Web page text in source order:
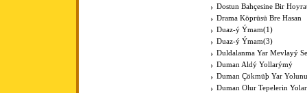
Dostun Bahçesine Bir
Drama Köprüsü Bre Hasan
Duaz-ý Ýmam(1)
Duaz-ý Ýmam(3)
Duldalanma Yar Mevlayý
Duman Aldý Yollarýmý
Duman Çökmüþ Yar
Duman Olur Tepelerin